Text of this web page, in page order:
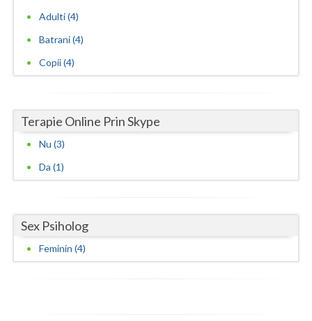
Adulti (4)
Batrani (4)
Copii (4)
Terapie Online Prin Skype
Nu (3)
Da (1)
Sex Psiholog
Feminin (4)